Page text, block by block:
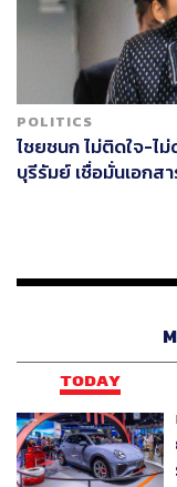
POLITICS
ไชยชนก ไม่ติดใจ-ไ
บุรีรัมย์ เชื่อมั่นเอกส
TODAY